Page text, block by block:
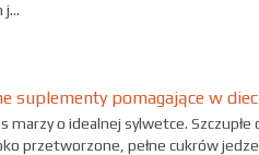
j...
suplementy pomagające w
marzy o idealnej sylwetce.
przetworzone, pełne cukrów